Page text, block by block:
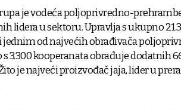
je vodeća poljoprivredno-
lidera u sektoru. Upravlja s ukupno
jednim od najvećih obrađivača
3.300 kooperanata obrađuje dodatnih
je najveći proizvođač jaja, lider u